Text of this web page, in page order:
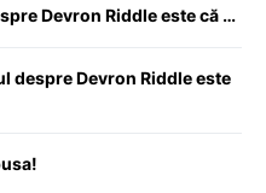
Devron Riddle este că …
despre Devron Riddle este